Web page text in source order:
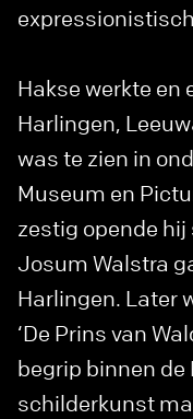
Hakse werkte en
Harlingen,
was te zien in
Museum en
zestig opende
Josum Walstra
Harlingen. Later
‘De Prins van
begrip binnen
schilderkunst